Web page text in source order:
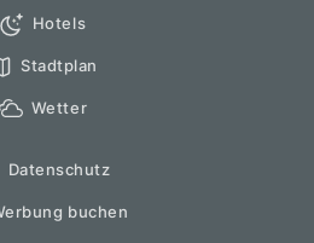
Hotels
Stadtplan
Wetter
Datenschutz
buchen